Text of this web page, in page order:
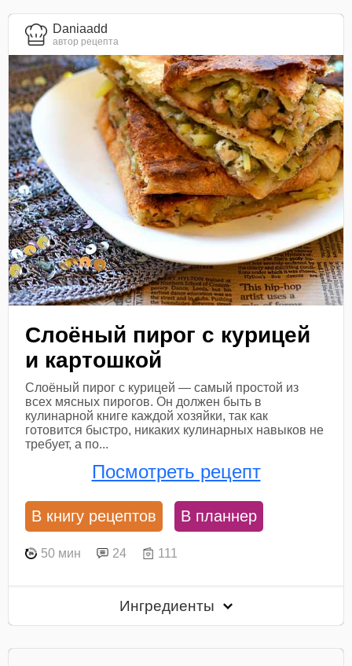
Daniaadd
автор рецепта
Слоёный пирог с курицей
и картошкой
Слоёный пирог с курицей — самый простой из
всех мясных пирогов. Он должен быть в
кулинарной книге каждой хозяйки, так как
готовится быстро, никаких кулинарных навыков не
требует, а по...
Посмотреть рецепт
В книгу рецептов В планнер
50 мин 24 111
Ингредиенты